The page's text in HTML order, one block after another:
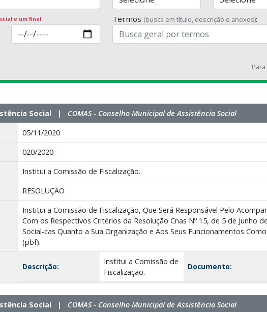
e um final Termos (busca em título, descrição e anexos):
Social | COMAS - Conselho Municipal de Assistência Social
05/11/2020
020/2020
Institui a Comissão de Fiscalização.
RESOLUÇÃO
Institui a Comissão de Fiscalização, Que Será Responsável Pelo
Com os Respectivos Critérios da Resolução Cnas Nº 15, de 5 de Junho
Social-cas Quanto a Sua Organização e Aos Seus Funcionamentos
(pbf).
Descrição:
Institui a Comissão de
Fiscalização.
Documento:
Social | COMAS - Conselho Municipal de Assistência Social